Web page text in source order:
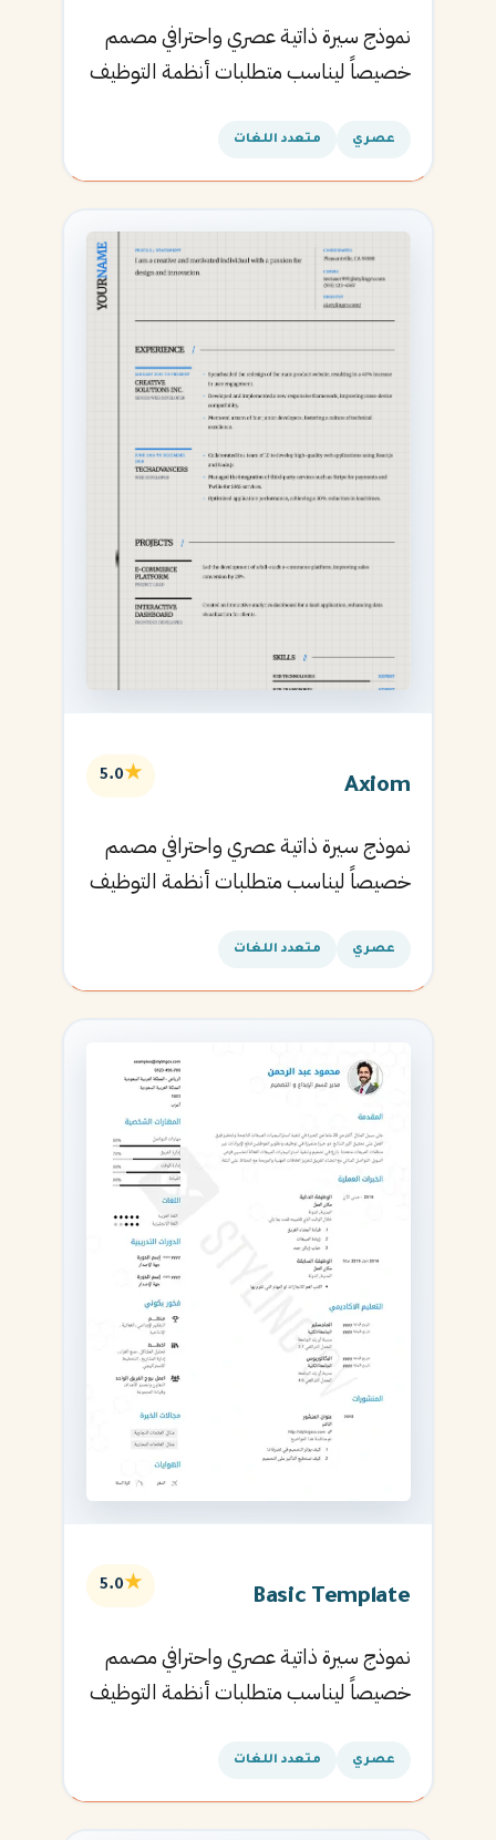
نموذج سيرة ذاتية عصري واحترافي مصمم
خصيصاً ليناسب متطلبات أنظمة التوظيف
القادمة.
عصري متعدد اللغات
Axiom
★
5.0
نموذج سيرة ذاتية عصري واحترافي مصمم
خصيصاً ليناسب متطلبات أنظمة التوظيف
القادمة.
عصري متعدد اللغات
Basic Template
★
5.0
نموذج سيرة ذاتية عصري واحترافي مصمم
خصيصاً ليناسب متطلبات أنظمة التوظيف
القادمة.
عصري متعدد اللغات